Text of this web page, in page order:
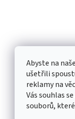
Abyste na
ušetřili
reklamy na
Vás souhlas
souborů,